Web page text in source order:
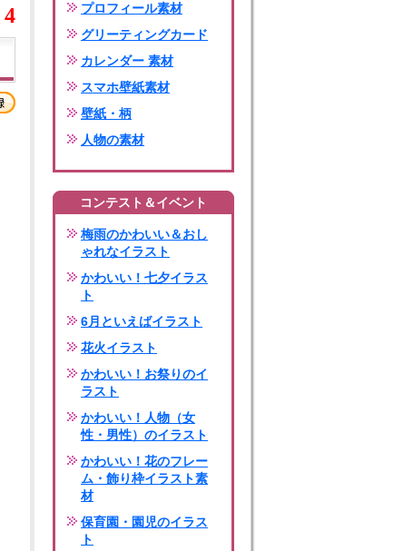
4
プロフィール素材
グリーティングカード
カレンダー 素材
スマホ壁紙素材
壁紙・柄
人物の素材
コンテスト＆イベント
梅雨のかわいい＆おし
ゃれなイラスト
かわいい！七夕イラス
ト
6月といえばイラスト
花火イラスト
かわいい！お祭りのイ
ラスト
かわいい！人物（女
性・男性）のイラスト
かわいい！花のフレー
ム・飾り枠イラスト素
材
保育園・園児のイラス
ト